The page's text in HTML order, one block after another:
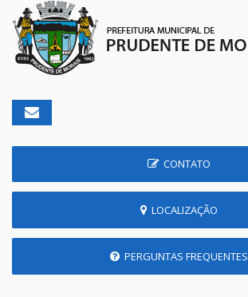
CONTATO
LOCALIZAÇÃO
PERGUNTAS FREQUENTES